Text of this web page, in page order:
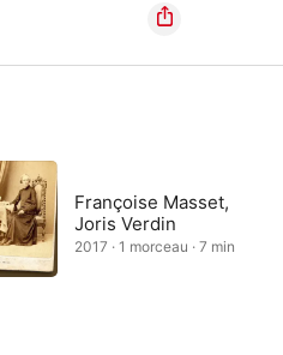
Françoise Masset,
Joris Verdin
2017 · 1 morceau · 7 min